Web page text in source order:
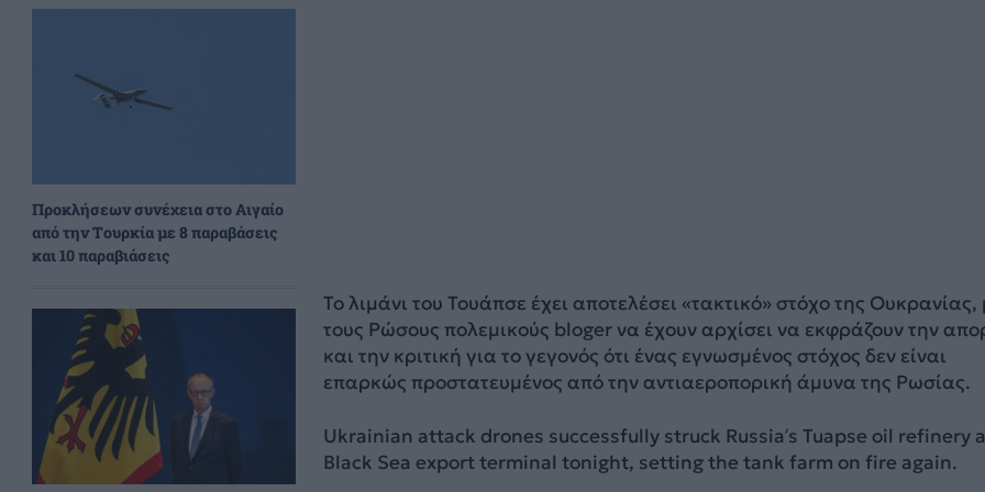
Προκλήσεων συνέχεια στο Αιγαίο
από την Τουρκία με 8 παραβάσεις
και 10 παραβιάσεις
Το λιμάνι του Τουάπσε έχει αποτελέσει «τακτικό» στόχο της Ουκρανίας,
τους Ρώσους πολεμικούς bloger να έχουν αρχίσει να εκφράζουν την
και την κριτική για το γεγονός ότι ένας εγνωσμένος στόχος δεν είναι
επαρκώς προστατευμένος από την αντιαεροπορική άμυνα της Ρωσίας.
Ukrainian attack drones successfully struck Russia’s Tuapse oil refinery
Black Sea export terminal tonight, setting the tank farm on fire again.